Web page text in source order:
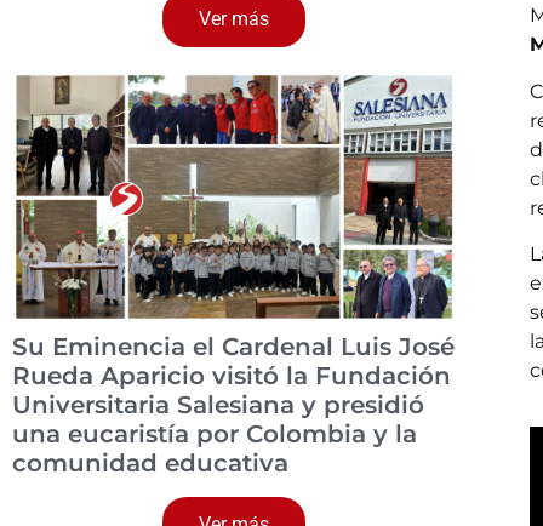
Ver más
Su Eminencia el Cardenal Luis José
Rueda Aparicio visitó la Fundación
Universitaria Salesiana y presidió
una eucaristía por Colombia y la
comunidad educativa